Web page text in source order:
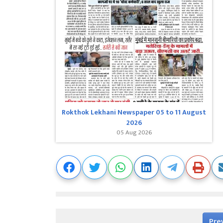
Rokthok Lekhani Newspaper 05 to 11 August
2026
05 Aug 2026